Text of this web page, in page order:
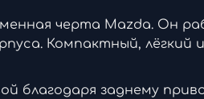
черта Mazda. Он
Компактный,
благодаря заднему